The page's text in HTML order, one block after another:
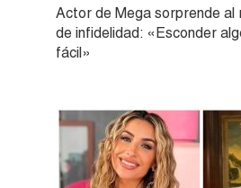
Actor de Mega sorprende al
de infidelidad: «Esconder
fácil»